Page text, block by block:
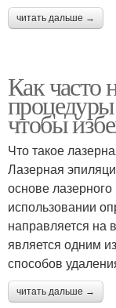
читать дальше →
Как часто
чтобы
Что такое
Лазерная
основе
использовании
направляется на
является одним
способов
читать дальше →